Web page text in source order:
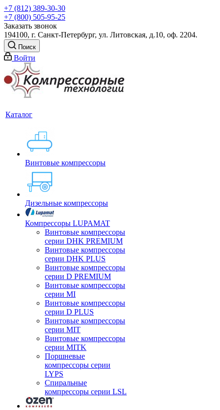
+7 (812) 389-30-30
+7 (800) 505-95-25
Заказать звонок
194100, г. Санкт-Петербург, ул. Литовская, д.10, оф. 2204.
Поиск
Войти
Каталог
Винтовые компрессоры
Дизельные компрессоры
Компрессоры LUPAMAT
Винтовые компрессоры
серии DHK PREMIUM
Винтовые компрессоры
серии DHK PLUS
Винтовые компрессоры
серии D PREMIUM
Винтовые компрессоры
серии MI
Винтовые компрессоры
серии D PLUS
Винтовые компрессоры
серии MIT
Винтовые компрессоры
серии MITK
Поршневые
компрессоры серии
LYPS
Спиральные
компрессоры серии LSL